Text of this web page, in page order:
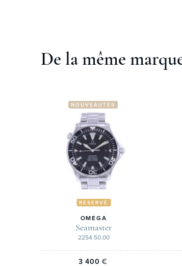
De la même
NOUVEAUTÉS
RÉSERVÉ
OMEGA
Seamaster
2254.50.00
3 400 €